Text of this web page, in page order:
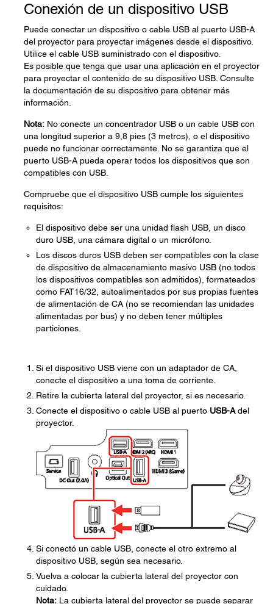
Conexión de un dispositivo USB
Puede conectar un dispositivo o cable USB al puerto USB-A
del proyector para proyectar imágenes desde el dispositivo.
Utilice el cable USB suministrado con el dispositivo.
Es posible que tenga que usar una aplicación en el proyector
para proyectar el contenido de su dispositivo USB. Consulte
la documentación de su dispositivo para obtener más
información.
Nota: No conecte un concentrador USB o un cable USB con
una longitud superior a 9,8 pies (3 metros), o el dispositivo
puede no funcionar correctamente. No se garantiza que el
puerto USB-A pueda operar todos los dispositivos que son
compatibles con USB.
Compruebe que el dispositivo USB cumple los siguientes
requisitos:
El dispositivo debe ser una unidad flash USB, un disco
duro USB, una cámara digital o un micrófono.
Los discos duros USB deben ser compatibles con la clase
de dispositivo de almacenamiento masivo USB (no todos
los dispositivos compatibles son admitidos), formateados
como FAT16/32, autoalimentados por sus propias fuentes
de alimentación de CA (no se recomiendan las unidades
alimentadas por bus) y no deben tener múltiples
particiones.
Si el dispositivo USB viene con un adaptador de CA,
conecte el dispositivo a una toma de corriente.
Retire la cubierta lateral del proyector, si es necesario.
Conecte el dispositivo o cable USB al puerto USB-Adel
proyector.
Si conectó un cable USB, conecte el otro extremo al
dispositivo USB, según sea necesario.
Vuelva a colocar la cubierta lateral del proyector con
cuidado.
Nota: La cubierta lateral del proyector se puede separar